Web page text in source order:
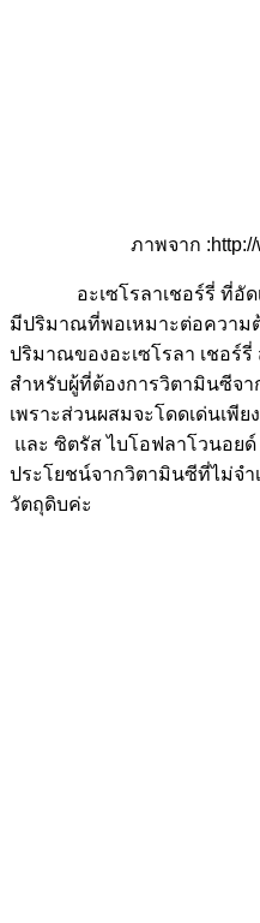
ภาพจาก :http://
อะเซโรลาเชอร์รี่ ที่อัดเม็
มีปริมาณที่พอเหมาะต่อความ
ปริมาณของอะเซโรลา เชอร์รี่
สำหรับผู้ที่ต้องการวิตามินซีจา
เพราะส่วนผสมจะโดดเด่นเพีย
และ ซิตรัส ไบโอฟลาโวนอย
ประโยชน์จากวิตามินซีที่ไม่จ
วัตถุดิบค่ะ